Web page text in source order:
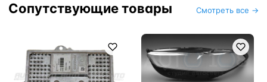
Сопутствующие товары Смотреть все →